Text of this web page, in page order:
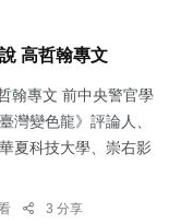
高哲翰專文
翰專文 前中央警官學
灣變色龍》評論人、
夏科技大學、崇右影
3 分享